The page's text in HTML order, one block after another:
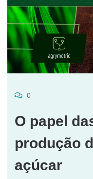
0
O papel
produção
açúcar